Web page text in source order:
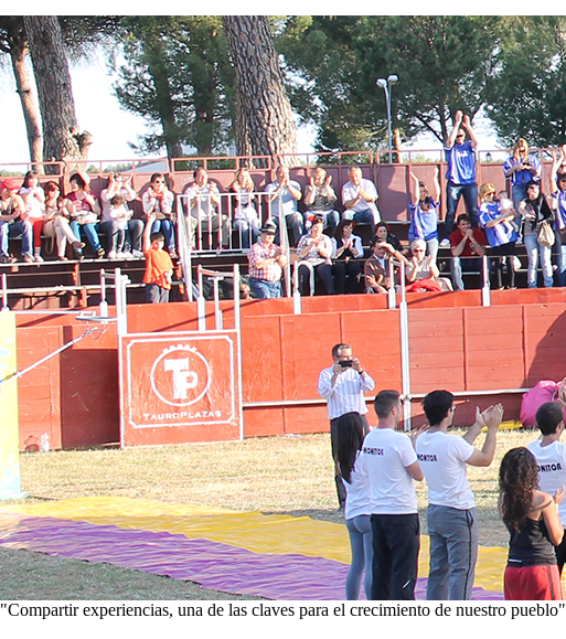
"Compartir experiencias, una de las claves para el crecimiento de nuestro pueblo"